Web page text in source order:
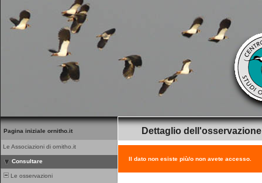
Pagina iniziale ornitho.it
Le Associazioni di ornitho.it
Consultare
Le osservazioni
Dettaglio dell'osservazione
Il dato non esiste più/o non avete accesso.